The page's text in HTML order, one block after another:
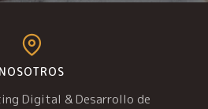
NOSOTROS
Digital & Desarrollo de